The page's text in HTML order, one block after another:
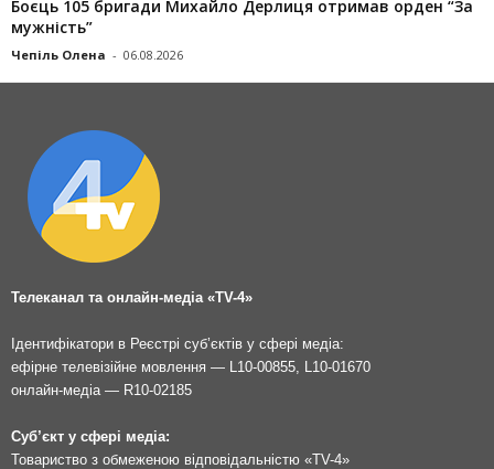
Боєць 105 бригади Михайло Дерлиця отримав орден “За
мужність”
Чепіль Олена - 06.08.2026
Телеканал та онлайн-медіа «TV-4»
Ідентифікатори в Реєстрі суб’єктів у сфері медіа:
ефірне телевізійне мовлення — L10-00855, L10-01670
онлайн-медіа — R10-02185
Суб’єкт у сфері медіа:
Товариство з обмеженою відповідальністю «TV-4»